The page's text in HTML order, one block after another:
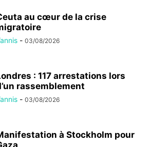
au cœur de la crise
- 03/08/2026
: 117 arrestations lors
rassemblement
- 03/08/2026
à Stockholm pour